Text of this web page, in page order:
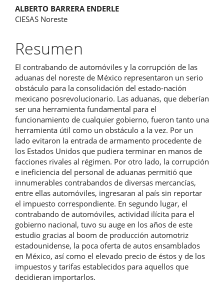
Contenido
principal
del
artículo
ALBERTO BARRERA ENDERLE
CIESAS Noreste
Resumen
El contrabando de automóviles y la corrupción de las
aduanas del noreste de México representaron un serio
obstáculo para la consolidación del estado-nación
mexicano posrevolucionario. Las aduanas, que deberían
ser una herramienta fundamental para el
funcionamiento de cualquier gobierno, fueron tanto una
herramienta útil como un obstáculo a la vez. Por un
lado evitaron la entrada de armamento procedente de
los Estados Unidos que pudiera terminar en manos de
facciones rivales al régimen. Por otro lado, la corrupción
e ineficiencia del personal de aduanas permitió que
innumerables contrabandos de diversas mercancías,
entre ellas automóviles, ingresaran al país sin reportar
el impuesto correspondiente. En segundo lugar, el
contrabando de automóviles, actividad ilícita para el
gobierno nacional, tuvo su auge en los años de este
estudio gracias al boom de producción automotriz
estadounidense, la poca oferta de autos ensamblados
en México, así como el elevado precio de éstos y de los
impuestos y tarifas establecidos para aquellos que
decidieran importarlos.